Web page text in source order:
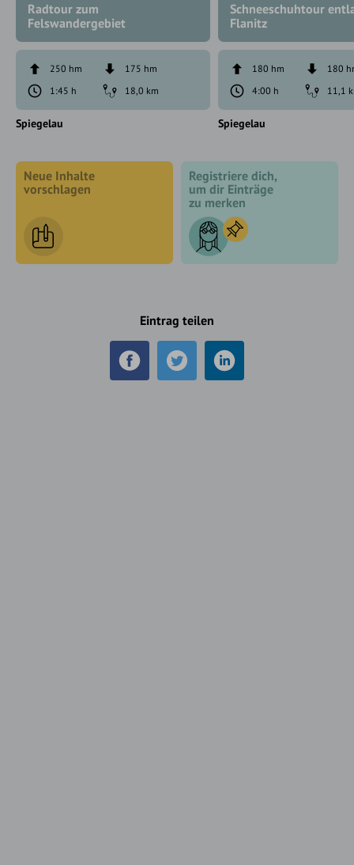
Radtour zum
Felswandergebiet
250 hm
175 hm
1:45 h
18,0 km
Spiegelau
Schneeschuhtour
Flanitz
180 hm
180
4:00 h
11,1
Spiegelau
Neue Inhalte
vorschlagen
Registriere dich,
um dir Einträge
zu merken
Eintrag teilen